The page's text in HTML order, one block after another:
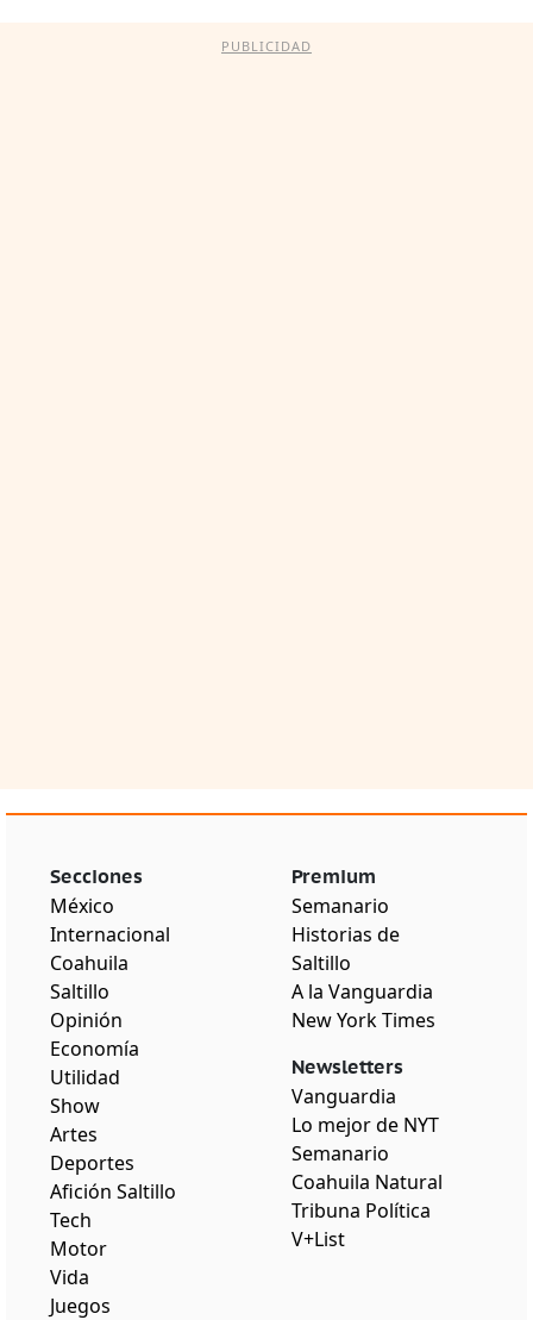
PUBLICIDAD
Secciones
México
Internacional
Coahuila
Saltillo
Opinión
Economía
Utilidad
Show
Artes
Deportes
Afición Saltillo
Tech
Motor
Vida
Juegos
Premium
Semanario
Historias de
Saltillo
A la Vanguardia
New York Times
Newsletters
Vanguardia
Lo mejor de NYT
Semanario
Coahuila Natural
Tribuna Política
V+List